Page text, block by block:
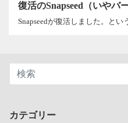
復活のSnapseed（いやバ
Snapseedが復活しました。とい
カテゴリー